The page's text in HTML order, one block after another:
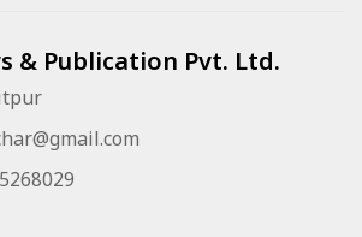
& Publication Pvt. Ltd.